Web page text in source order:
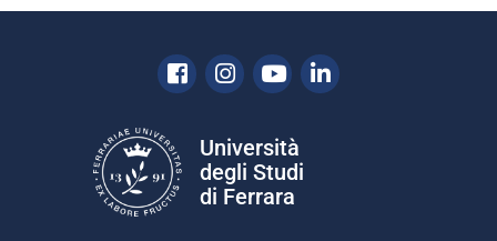
Facebook
Instagram
YoutubeLinkedin
Università
degli Studi
di Ferrara